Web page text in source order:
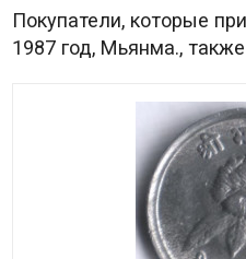
Покупатели, которые
1987 год, Мьянма.,